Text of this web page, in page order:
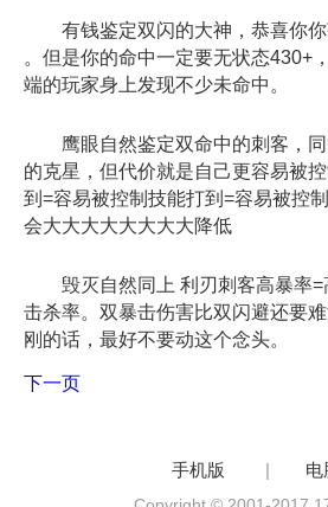
有钱鉴定双闪的大神，恭喜你你
。但是你的命中一定要无状态430+
端的玩家身上发现不少未命中。
鹰眼自然鉴定双命中的刺客，同
的克星，但代价就是自己更容易被
到=容易被控制技能打到=容易被控
会大大大大大大大大降低
毁灭自然同上 利刃刺客高暴率=
击杀率。双暴击伤害比双闪避还要
刚的话，最好不要动这个念头。
下一页
手机版 | 电